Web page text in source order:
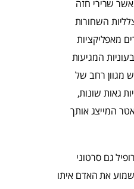
שרירי חזה
השחורות
מאפליקציות
המגיעות
מגוון רחב של
גאות שונות,
המייצג אותך
גם סרטוני
את האדם איתו